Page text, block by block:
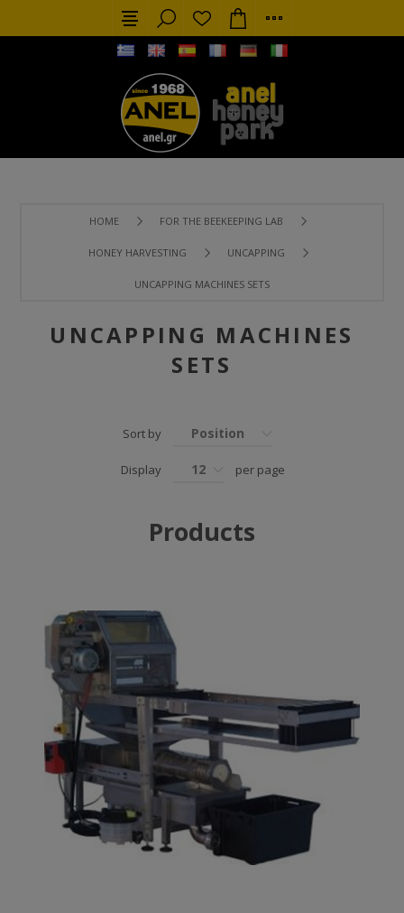
HOME FOR THE BEEKEEPING LAB
HONEY HARVESTING UNCAPPING
UNCAPPING MACHINES SETS
UNCAPPING MACHINES
SETS
Sort by Position
Display 12 per page
Products